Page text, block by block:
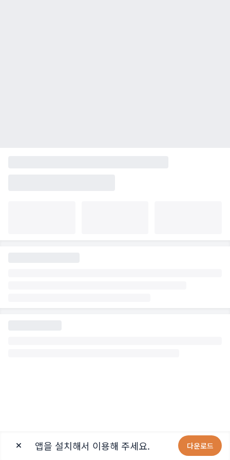
앱을 설치해서 이용해 주세요. 다운로드